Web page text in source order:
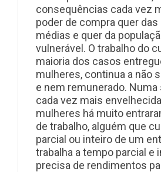
consequências cada vez
poder de compra quer
médias e quer da
vulnerável. O trabalho do
maioria dos casos
mulheres, continua a não
e nem remunerado. Numa
cada vez mais
mulheres há muito
de trabalho, alguém que
parcial ou inteiro de um
trabalha a tempo parcial e
precisa de rendimentos